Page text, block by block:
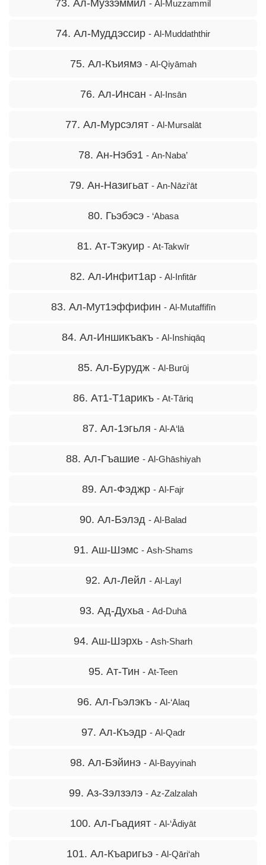
73. Ал-Муззэммил - Al-Muzzammil
74. Ал-Муддэссир - Al-Muddaththir
75. Ал-Къиямэ - Al-Qiyāmah
76. Ал-Инсан - Al-Insān
77. Ал-Мурсэлят - Al-Mursalāt
78. Ан-Нэбэ1 - An-Naba’
79. Ан-Назигьат - An-Nāzi‘āt
80. Гьэбэсэ - ‘Abasa
81. Ат-Тэкуир - At-Takwīr
82. Ал-Инфит1ар - Al-Infitār
83. Ал-Мут1эффифин - Al-Mutaffifīn
84. Ал-Иншикъакъ - Al-Inshiqāq
85. Ал-Бурудж - Al-Burūj
86. Ат1-Т1арикъ - At-Tāriq
87. Ал-1эгьля - Al-A‘lā
88. Ал-Гъашие - Al-Ghāshiyah
89. Ал-Фэджр - Al-Fajr
90. Ал-Бэлэд - Al-Balad
91. Аш-Шэмс - Ash-Shams
92. Ал-Лейл - Al-Layl
93. Ад-Духьа - Ad-Duhā
94. Аш-Шэрхь - Ash-Sharh
95. Ат-Тин - At-Teen
96. Ал-Гьэлэкъ - Al-‘Alaq
97. Ал-Къэдр - Al-Qadr
98. Ал-Бэйинэ - Al-Bayyinah
99. Аз-Зэлзэлэ - Az-Zalzalah
100. Ал-Гьадият - Al-‘Ādiyāt
101. Ал-Къаригьэ - Al-Qāri‘ah